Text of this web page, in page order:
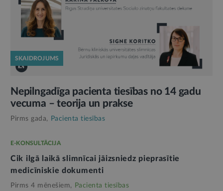
SKAIDROJUMS
Nepilngadīga pacienta tiesības no 14 gadu
vecuma – teorija un prakse
Pirms gada, Pacienta tiesības
E-KONSULTĀCIJA
Cik ilgā laikā slimnīcai jāizsniedz pieprasītie
medicīniskie dokumenti
Pirms 4 mēnešiem, Pacienta tiesības